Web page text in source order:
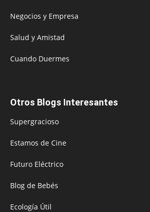
Negocios y Empresa
Salud y Amistad
Cuando Duermes
Otros Blogs Interesantes
Supergracioso
Estamos de Cine
Futuro Eléctrico
Blog de Bebés
Ecología Útil